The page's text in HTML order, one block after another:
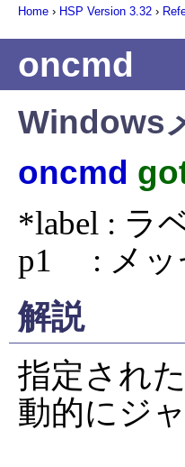
Home › HSP Version 3.32 ›
oncmd
Windows
oncmd
*label : ラ
p1     : メ
解説
指定され
動的にジ